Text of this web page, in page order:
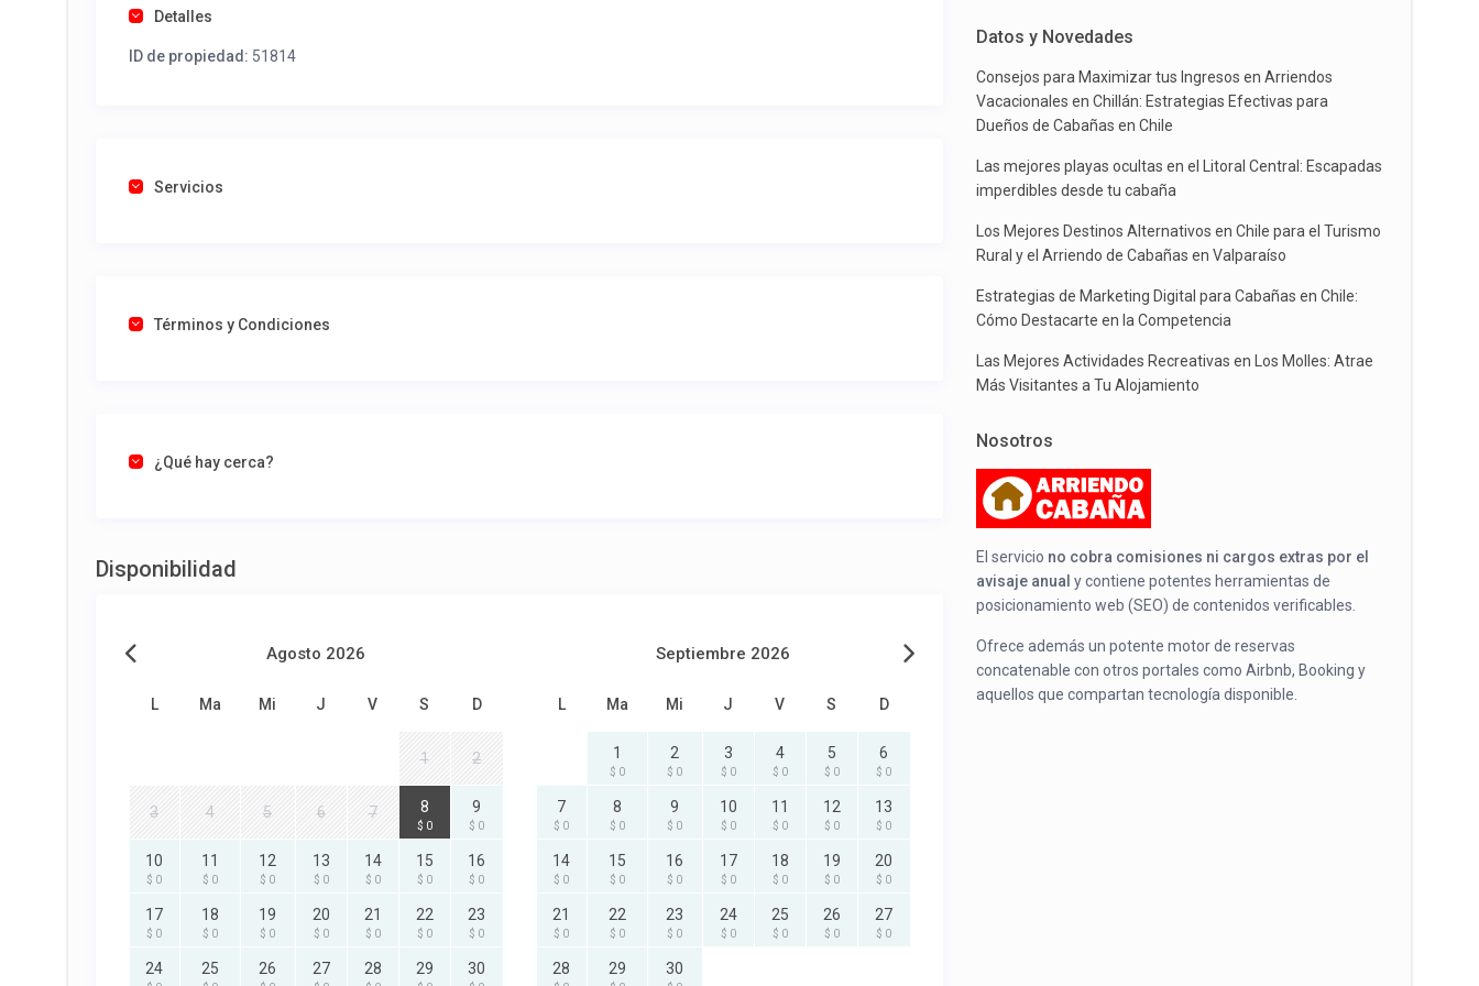
Detalles
ID de propiedad: 51814
Servicios
Términos y Condiciones
¿Qué hay cerca?
Disponibilidad
Agosto 2026
L Ma Mi J V S D
1 2
3 4 5 6 7 8
$ 0
9
$ 0
10
$ 0
11
$ 0
12
$ 0
13
$ 0
14
$ 0
15
$ 0
16
$ 0
17
$ 0
18
$ 0
19
$ 0
20
$ 0
21
$ 0
22
$ 0
23
$ 0
24 25 26 27 28 29 30
Septiembre 2026
L Ma Mi J V S D
1
$ 0
2
$ 0
3
$ 0
4
$ 0
5
$ 0
6
$ 0
7
$ 0
8
$ 0
9
$ 0
10
$ 0
11
$ 0
12
$ 0
13
$ 0
14
$ 0
15
$ 0
16
$ 0
17
$ 0
18
$ 0
19
$ 0
20
$ 0
21
$ 0
22
$ 0
23
$ 0
24
$ 0
25
$ 0
26
$ 0
27
$ 0
28 29 30
Datos y Novedades
Consejos para Maximizar tus Ingresos en Arriendos
Vacacionales en Chillán: Estrategias Efectivas para
Dueños de Cabañas en Chile
Las mejores playas ocultas en el Litoral Central: Escapadas
imperdibles desde tu cabaña
Los Mejores Destinos Alternativos en Chile para el Turismo
Rural y el Arriendo de Cabañas en Valparaíso
Estrategias de Marketing Digital para Cabañas en Chile:
Cómo Destacarte en la Competencia
Las Mejores Actividades Recreativas en Los Molles: Atrae
Más Visitantes a Tu Alojamiento
Nosotros
El servicio no cobra comisiones ni cargos extras por el
avisaje anual y contiene potentes herramientas de
posicionamiento web (SEO) de contenidos verificables.
Ofrece además un potente motor de reservas
concatenable con otros portales como Airbnb, Booking y
aquellos que compartan tecnología disponible.